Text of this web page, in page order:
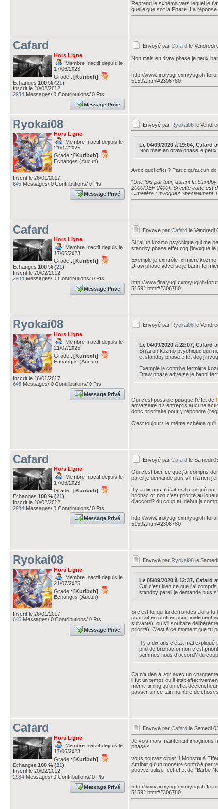
Reprend le schéma vers lequel je
quelle que soit la Phase. La
Cafard
Hors Ligne
Membre Inactif depuis le
17/06/2023
Grade : [Kuriboh]
Echanges 100 % (21)
Inscrit le 20/02/2012
2984 Messages/ 0 Contributions/ 0 Pts
Message Privé
Envoyé par Cafard le Vendredi
Non mais en draw phase je peux
http://www.finalyugi.com/yugioh-
51592.html#2306780
Ryokai08
Hors Ligne
Membre Inactif depuis le
21/07/2025
Grade : [Kuriboh]
Echanges (Aucun)
Inscrit le 26/01/2017
645 Messages/ 0 Contributions/ 0 Pts
Message Privé
Envoyé par Ryokai08 le
Le 04/09/2020 à 19:04, Cafard
Non mais en draw phase je
Avec quel effet ? Parce qu'aucun
"Une fois par tour, durant la
2000/DEF 2400). Si cette carte est
Cimetière ; Invoquez Spécialement
Cafard
Hors Ligne
Membre Inactif depuis le
17/06/2023
Grade : [Kuriboh]
Echanges 100 % (21)
Inscrit le 20/02/2012
2984 Messages/ 0 Contributions/ 0 Pts
Message Privé
Envoyé par Cafard le Vendredi
Si j'ai un kozmo psychique qui me
standby phase effet dog j'invoque le
Exemple je contrôle fermière kozmo.
Draw phase adverse je banni
http://www.finalyugi.com/yugioh-
51592.html#2306780
Ryokai08
Hors Ligne
Membre Inactif depuis le
21/07/2025
Grade : [Kuriboh]
Echanges (Aucun)
Inscrit le 26/01/2017
645 Messages/ 0 Contributions/ 0 Pts
Message Privé
Envoyé par Ryokai08 le
Le 04/09/2020 à 22:07, Cafard
Si j'ai un kozmo psychique qui
et standby phase effet dog
Exemple je contrôle fermière
Draw phase adverse je banni
Oui c'est possible puisque l'effet de
adversaire n'a entrepris aucune
donc prioritaire pour y répondre
C'est toujours le même schéma
Cafard
Hors Ligne
Membre Inactif depuis le
17/06/2023
Grade : [Kuriboh]
Echanges 100 % (21)
Inscrit le 20/02/2012
2984 Messages/ 0 Contributions/ 0 Pts
Message Privé
Envoyé par Cafard le Samedi
Oui c'est bien ce que j'ai compris
pareil je demande puis s'il n'a rien
Il y a dix ans c'était mal expliqué
brionac or non c'est priorité au
d'accord? du coup au début je
http://www.finalyugi.com/yugioh-
51592.html#2306780
Ryokai08
Hors Ligne
Membre Inactif depuis le
21/07/2025
Grade : [Kuriboh]
Echanges (Aucun)
Inscrit le 26/01/2017
645 Messages/ 0 Contributions/ 0 Pts
Message Privé
Envoyé par Ryokai08 le
Le 05/09/2020 à 12:37, Cafard
Oui c'est bien ce que j'ai
standby pareil je demande puis
Si c'est toi qui lui demandes alors
pourrait en profiter pour finalement
suivante), ou s'il souhaite
priorité). C'est à ce moment que tu
Il y a dix ans c'était mal
prio de brionac or non c'est
sommes nous d'accord? du
Ca n'a rien à voir avec un
il fut un temps où il était
même timing qu'un effet
passer un certain nombre de
Cafard
Hors Ligne
Membre Inactif depuis le
17/06/2023
Grade : [Kuriboh]
Echanges 100 % (21)
Inscrit le 20/02/2012
2984 Messages/ 0 Contributions/ 0 Pts
Message Privé
Envoyé par Cafard le Samedi
Je vois mais maintenant imaginons
phase?
vous pouvez cibler 1 Monstre à
Attribut qu'un monstre contrôlé par
pouvez utiliser cet effet de "Barbe
http://www.finalyugi.com/yugioh-
51592.html#2306780